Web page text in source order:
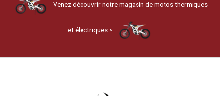
Venez découvrir notre magasin de motos thermiques
et électriques >